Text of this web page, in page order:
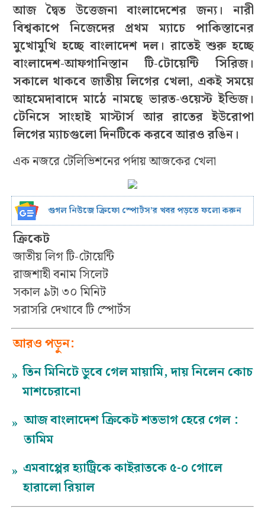
আজ দ্বৈত উত্তেজনা বাংলাদেশের জন্য। নারী
বিশ্বকাপে নিজেদের প্রথম ম্যাচে পাকিস্তানের
মুখোমুখি হচ্ছে বাংলাদেশ দল। রাতেই শুরু হচ্ছে
বাংলাদেশ-আফগানিস্তান টি-টোয়েন্টি সিরিজ।
সকালে থাকবে জাতীয় লিগের খেলা, একই সময়ে
আহমেদাবাদে মাঠে নামছে ভারত-ওয়েস্ট ইন্ডিজ।
টেনিসে সাংহাই মাস্টার্স আর রাতের ইউরোপা
লিগের ম্যাচগুলো দিনটিকে করবে আরও রঙিন।
এক নজরে টেলিভিশনের পর্দায় আজকের খেলা
গুগল নিউজে ক্রিফো স্পোর্টস’র খবর পড়তে ফলো করুন
ক্রিকেট
জাতীয় লিগ টি-টোয়েন্টি
রাজশাহী বনাম সিলেট
সকাল ৯টা ৩০ মিনিট
সরাসরি দেখাবে টি স্পোর্টস
আরও পড়ুন:
» তিন মিনিটে ডুবে গেল মায়ামি, দায় নিলেন কোচ
মাশচেরানো
» আজ বাংলাদেশ ক্রিকেট শতভাগ হেরে গেল :
তামিম
» এমবাপ্পের হ্যাট্রিকে কাইরাতকে ৫-০ গোলে
হারালো রিয়াল